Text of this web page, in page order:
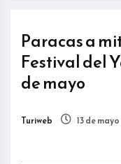
Paracas a
Festival del
de mayo
Turiweb 13 de